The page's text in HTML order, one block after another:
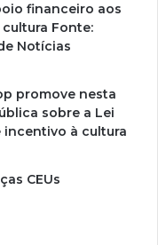
financeiro aos
Fonte:
Notícias
promove nesta
sobre a Lei
incentivo à cultura
CEUs